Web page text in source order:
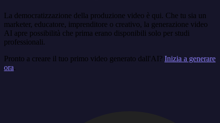
La democratizzazione della produzione video è qui. Che tu sia un
marketer, educatore, imprenditore o creativo, la generazione video
AI apre possibilità che prima erano disponibili solo per studi
professionali.
Pronto a creare il tuo primo video generato dall'AI? Inizia a generare
ora.